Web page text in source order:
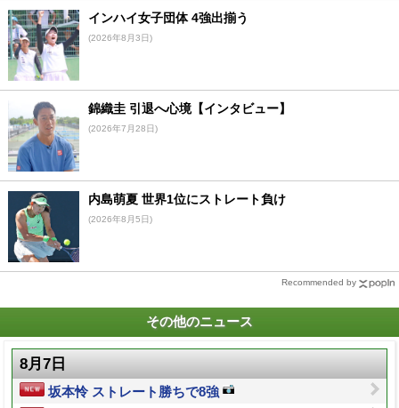
インハイ女子団体 4強出揃う
(2026年8月3日)
錦織圭 引退へ心境【インタビュー】
(2026年7月28日)
内島萌夏 世界1位にストレート負け
(2026年8月5日)
Recommended by
その他のニュース
8月7日
坂本怜 ストレート勝ちで8強